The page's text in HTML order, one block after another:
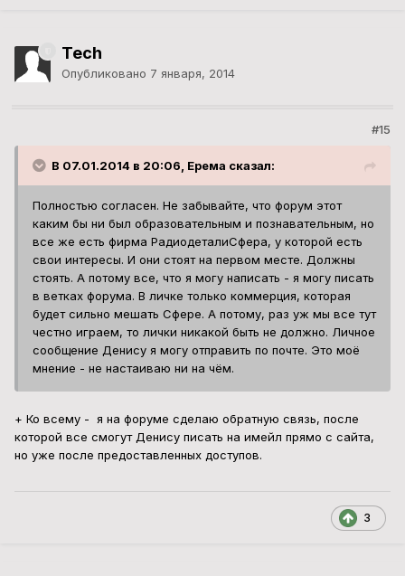
Tech
Опубликовано 7 января, 2014
#15
В 07.01.2014 в 20:06, Ерема сказал:
Полностью согласен. Не забывайте, что форум этот
каким бы ни был образовательным и познавательным, но
все же есть фирма РадиодеталиСфера, у которой есть
свои интересы. И они стоят на первом месте. Должны
стоять. А потому все, что я могу написать - я могу писать
в ветках форума. В личке только коммерция, которая
будет сильно мешать Сфере. А потому, раз уж мы все тут
честно играем, то лички никакой быть не должно. Личное
сообщение Денису я могу отправить по почте. Это моё
мнение - не настаиваю ни на чём.
+ Ко всему - я на форуме сделаю обратную связь, после
которой все смогут Денису писать на имейл прямо с сайта,
но уже после предоставленных доступов.
3